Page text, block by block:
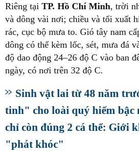
Riêng tại TP. Hồ Chí Minh, trời
và dông vài nơi; chiều và tối xuất
rác, cục bộ mưa to. Gió tây nam
dông có thể kèm lốc, sét, mưa đá
độ dao động 24–26 độ C vào ban
ngày, có nơi trên 32 độ C.
Sinh vật lai từ 48 năm
tinh" cho loài quý hiếm bậc
chỉ còn đúng 2 cá thể: Giới
"phát khóc"